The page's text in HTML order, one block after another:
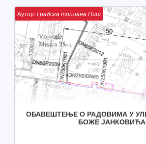
Аутор:Градска топлана Ниш
ОБАВЕШТЕЊЕ О РАДОВИМА У
БОЖЕ ЈАНКОВИЋА